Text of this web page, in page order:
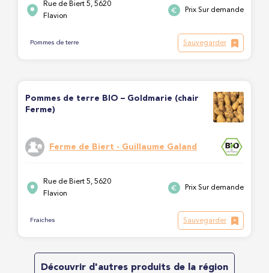
Rue de Biert 5, 5620
Flavion
Prix Sur demande
Pommes de terre Sauvegarder
Pommes de terre BIO – Goldmarie (chair
Ferme)
Ferme de Biert - Guillaume Galand
Rue de Biert 5, 5620
Flavion
Prix Sur demande
Fraiches Sauvegarder
Découvrir d'autres produits de la région